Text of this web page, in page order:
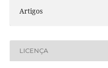
Artigos
LICENÇA